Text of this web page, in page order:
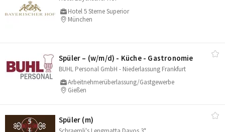
Hotel 5 Sterne Superior
München
Spüler – (w/​m/​d) - Küche - Gastronomie
BUHL Personal GmbH - Niederlassung Frankfurt
Arbeitnehmerüberlassung/Gastgewerbe
Gießen
Spüler (m)